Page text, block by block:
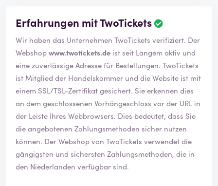
Erfahrungen mit TwoTickets
Wir haben das Unternehmen TwoTickets verifiziert. Der
Webshopwww.twotickets.de ist seit Langem aktiv und
eine zuverlässige Adresse für Bestellungen. TwoTickets
ist Mitglied der Handelskammer und die Website ist mit
einem SSL/TSL-Zertifikat gesichert. Sie erkennen dies
an dem geschlossenen Vorhängeschloss vor der URL in
der Leiste Ihres Webbrowsers. Dies bedeutet, dass Sie
die angebotenen Zahlungsmethoden sicher nutzen
können. Der Webshop von TwoTickets verwendet die
gängigsten und sichersten Zahlungsmethoden, die in
den Niederlanden verfügbar sind.